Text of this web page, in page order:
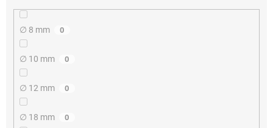
∅ 8 mm 0
∅ 10 mm 0
∅ 12 mm 0
∅ 18 mm 0